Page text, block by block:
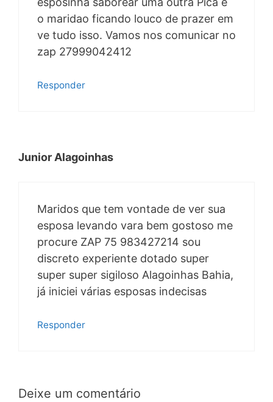
o maridao ficando louco de prazer em
ve tudo isso. Vamos nos comunicar no
zap 27999042412
Responder
Junior Alagoinhas
Maridos que tem vontade de ver sua
esposa levando vara bem gostoso me
procure ZAP 75 983427214 sou
discreto experiente dotado super
super super sigiloso Alagoinhas Bahia,
já iniciei várias esposas indecisas
Responder
Deixe um comentário